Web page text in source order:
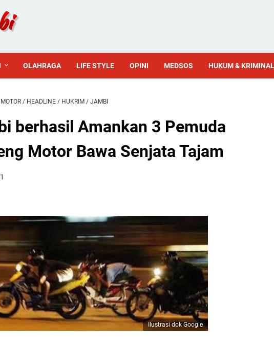
OLAHRAGA LIFE STYLE OPINI MEDSOS HUKUM & KRIMINAL
/ HEADLINE / HUKRIM / JAMBI
berhasil Amankan 3 Pemuda
Motor Bawa Senjata Tajam
Ilustrasi dok Google